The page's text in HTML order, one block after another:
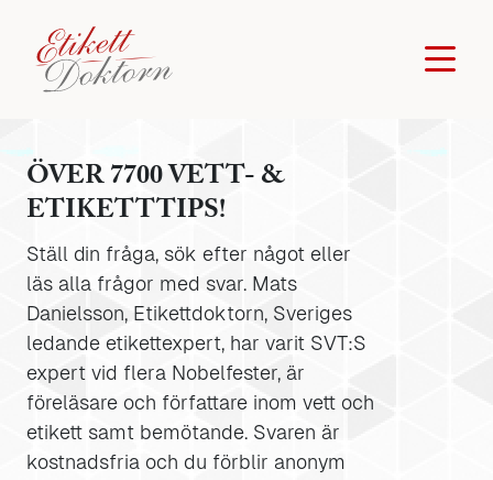
ÖVER 7700 VETT- &
ETIKETTTIPS!
Ställ din fråga, sök efter något eller
läs alla frågor med svar. Mats
Danielsson, Etikettdoktorn, Sveriges
ledande etikettexpert, har varit SVT:S
expert vid flera Nobelfester, är
föreläsare och författare inom vett och
etikett samt bemötande. Svaren är
kostnadsfria och du förblir anonym